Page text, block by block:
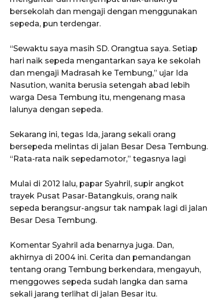
bersekolah dan mengaji dengan menggunakan
sepeda, pun terdengar.
“Sewaktu saya masih SD. Orangtua saya. Setiap
hari naik sepeda mengantarkan saya ke sekolah
dan mengaji Madrasah ke Tembung,” ujar Ida
Nasution, wanita berusia setengah abad lebih
warga Desa Tembung itu, mengenang masa
lalunya dengan sepeda.
Sekarang ini, tegas Ida, jarang sekali orang
bersepeda melintas di jalan Besar Desa Tembung.
“Rata-rata naik sepedamotor,” tegasnya lagi
Mulai di 2012 lalu, papar Syahril, supir angkot
trayek Pusat Pasar-Batangkuis, orang naik
sepeda berangsur-angsur tak nampak lagi di jalan
Besar Desa Tembung.
Komentar Syahril ada benarnya juga. Dan,
akhirnya di 2004 ini. Cerita dan pemandangan
tentang orang Tembung berkendara, mengayuh,
menggowes sepeda sudah langka dan sama
sekali jarang terlihat di jalan Besar itu.